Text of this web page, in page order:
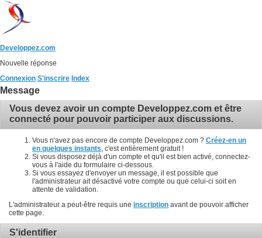
Developpez.com
Nouvelle réponse
Connexion S'inscrire Index
Message
Vous devez avoir un compte Developpez.com et être
connecté pour pouvoir participer aux discussions.
Vous n'avez pas encore de compte Developpez.com ? Créez-en un
en quelques instants , c'est entièrement gratuit !
Si vous disposez déjà d'un compte et qu'il est bien activé, connectez-
vous à l'aide du formulaire ci-dessous.
Si vous essayez d'envoyer un message, il est possible que
l'administrateur ait désactivé votre compte ou que celui-ci soit en
attente de validation.
L'administrateur a peut-être requis une inscription avant de pouvoir afficher
cette page.
S'identifier